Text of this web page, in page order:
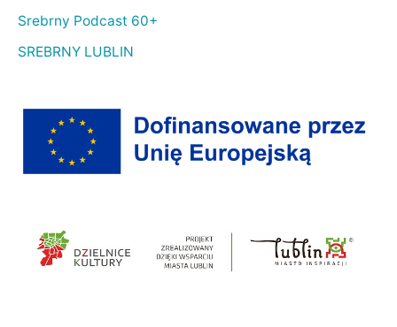
Srebrny Podcast 60+
SREBRNY LUBLIN